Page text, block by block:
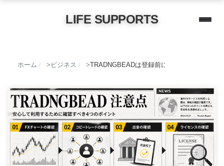
LIFE SUPPORTS
ホーム / ビジネス / TRADNGBEADは登録前に何を見るべきか｜